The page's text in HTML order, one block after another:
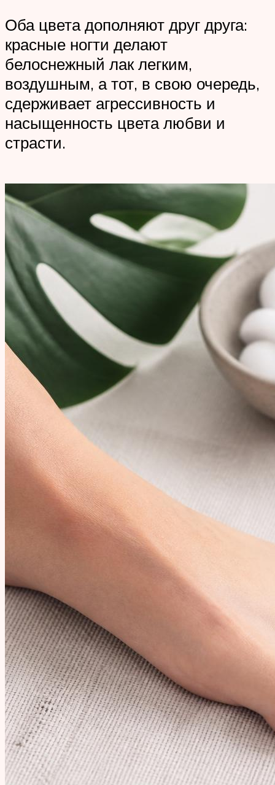
Оба цвета дополняют друг друга:
красные ногти делают
белоснежный лак легким,
воздушным, а тот, в свою очередь,
сдерживает агрессивность и
насыщенность цвета любви и
страсти.